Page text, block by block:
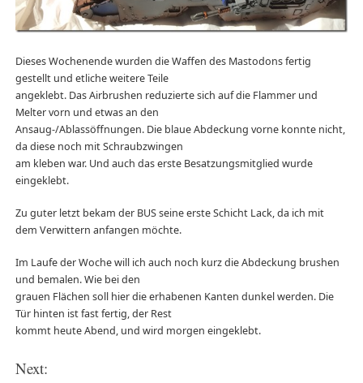
Dieses Wochenende wurden die Waffen des Mastodons fertig
gestellt und etliche weitere Teile
angeklebt. Das Airbrushen reduzierte sich auf die Flammer und
Melter vorn und etwas an den
Ansaug-/Ablassöffnungen. Die blaue Abdeckung vorne konnte nicht,
da diese noch mit Schraubzwingen
am kleben war. Und auch das erste Besatzungsmitglied wurde
eingeklebt.
Zu guter letzt bekam der BUS seine erste Schicht Lack, da ich mit
dem Verwittern anfangen möchte.
Im Laufe der Woche will ich auch noch kurz die Abdeckung brushen
und bemalen. Wie bei den
grauen Flächen soll hier die erhabenen Kanten dunkel werden. Die
Tür hinten ist fast fertig, der Rest
kommt heute Abend, und wird morgen eingeklebt.
Next: